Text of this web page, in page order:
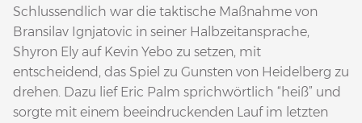
Schlussendlich war die taktische Maßnahme von
Bransilav Ignjatovic in seiner Halbzeitansprache,
Shyron Ely auf Kevin Yebo zu setzen, mit
entscheidend, das Spiel zu Gunsten von Heidelberg zu
drehen. Dazu lief Eric Palm sprichwörtlich “heiß” und
sorgte mit einem beeindruckenden Lauf im letzten